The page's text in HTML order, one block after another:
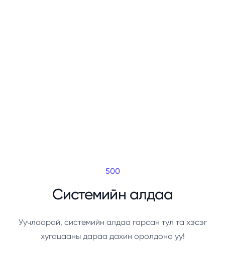
500
Системийн алдаа
Уучлаарай, системийн алдаа гарсан тул та хэсэг
хугацааны дараа дахин оролдоно уу!